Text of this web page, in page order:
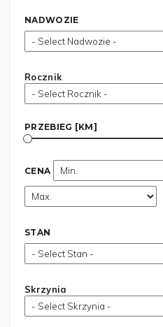
NADWOZIE
Rocznik
PRZEBIEG [KM]
CENA
STAN
Skrzynia